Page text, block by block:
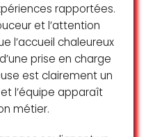
Pascal Perret
☆ 5/5
vétérinaire avec
rapportées.
et l’attention
l’accueil chaleureux
prise en charge
est clairement un
l’équipe apparaît
métier.